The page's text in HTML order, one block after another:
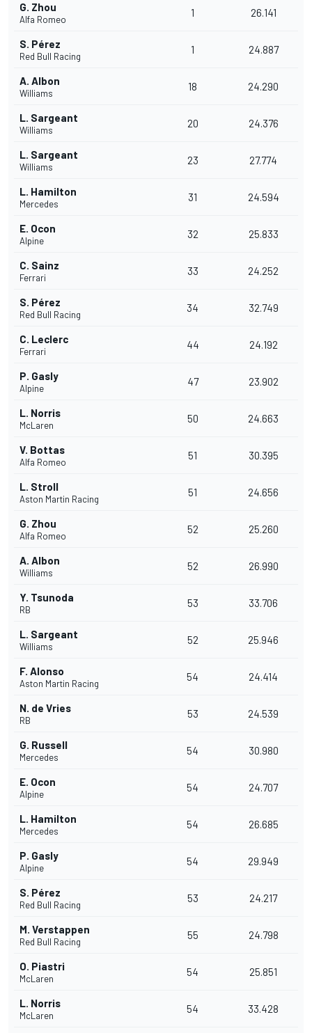
G. Zhou
Alfa Romeo
1 26.141
S. Pérez
Red Bull Racing
1 24.887
A. Albon
Williams
18 24.290
L. Sargeant
Williams
20 24.376
L. Sargeant
Williams
23 27.774
L. Hamilton
Mercedes
31 24.594
E. Ocon
Alpine
32 25.833
C. Sainz
Ferrari
33 24.252
S. Pérez
Red Bull Racing
34 32.749
C. Leclerc
Ferrari
44 24.192
P. Gasly
Alpine
47 23.902
L. Norris
McLaren
50 24.663
V. Bottas
Alfa Romeo
51 30.395
L. Stroll
Aston Martin Racing
51 24.656
G. Zhou
Alfa Romeo
52 25.260
A. Albon
Williams
52 26.990
Y. Tsunoda
RB
53 33.706
L. Sargeant
Williams
52 25.946
F. Alonso
Aston Martin Racing
54 24.414
N. de Vries
RB
53 24.539
G. Russell
Mercedes
54 30.980
E. Ocon
Alpine
54 24.707
L. Hamilton
Mercedes
54 26.685
P. Gasly
Alpine
54 29.949
S. Pérez
Red Bull Racing
53 24.217
M. Verstappen
Red Bull Racing
55 24.798
O. Piastri
McLaren
54 25.851
L. Norris
McLaren
54 33.428